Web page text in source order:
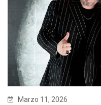
Marzo 11, 2026